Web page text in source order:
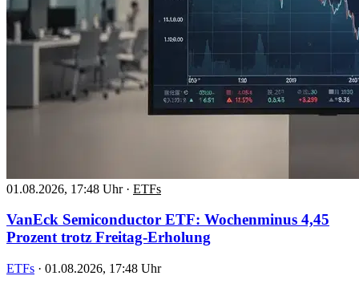
01.08.2026, 17:48 Uhr · ETFs
VanEck Semiconductor ETF: Wochenminus 4,45
Prozent trotz Freitag-Erholung
ETFs · 01.08.2026, 17:48 Uhr